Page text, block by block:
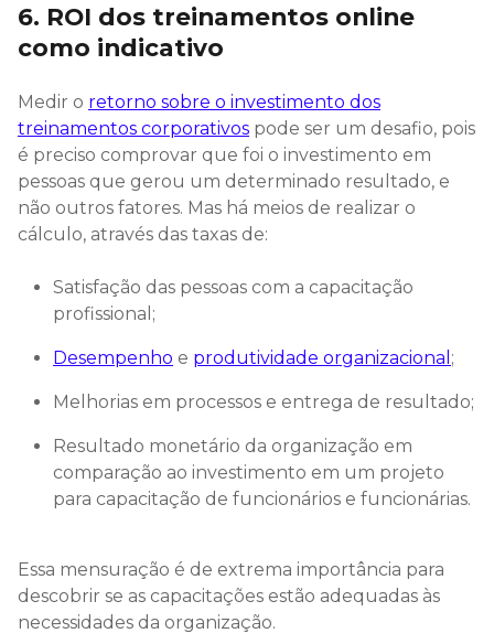
6. ROI dos treinamentos online
como indicativo
Medir o retorno sobre o investimento dos
treinamentos corporativos pode ser um desafio, pois
é preciso comprovar que foi o investimento em
pessoas que gerou um determinado resultado, e
não outros fatores. Mas há meios de realizar o
cálculo, através das taxas de:
Satisfação das pessoas com a capacitação
profissional;
Desempenho e produtividade organizacional ;
Melhorias em processos e entrega de resultado;
Resultado monetário da organização em
comparação ao investimento em um projeto
para capacitação de funcionários e funcionárias.
Essa mensuração é de extrema importância para
descobrir se as capacitações estão adequadas às
necessidades da organização.